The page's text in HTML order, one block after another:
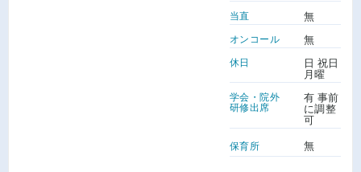
当直 無
オンコール 無
休日
日 祝日
月曜
学会・院外
研修出席
有 事前
に調整
可
保育所 無